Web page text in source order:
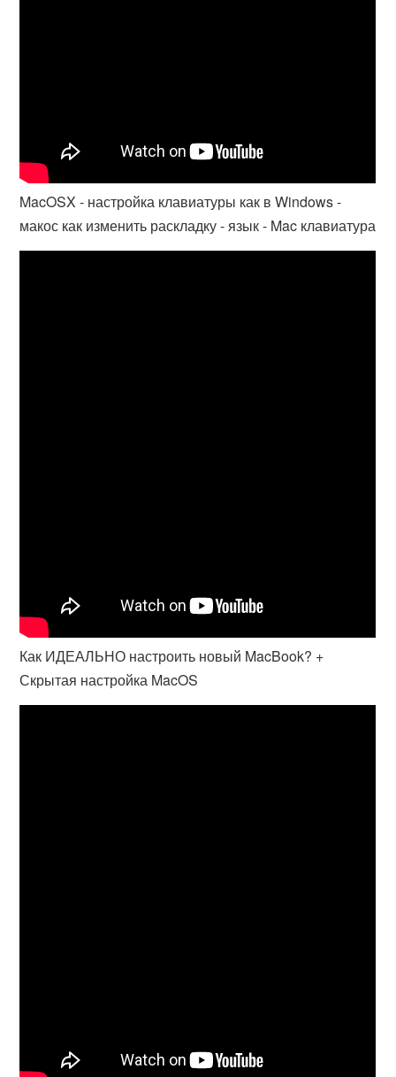
MacOSX - настройка клавиатуры как в Windows -
макос как изменить раскладку - язык - Mac клавиатура
Как ИДЕАЛЬНО настроить новый MacBook? +
Скрытая настройка MacOS